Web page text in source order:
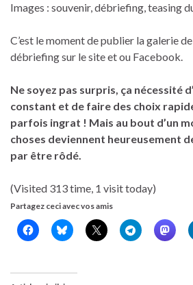
Images : souvenir, débriefing, teasing
C’est le moment de publier la galerie
débriefing sur le site et ou Facebook.
Ne soyez pas surpris, ça nécessité
constant et de faire des choix
parfois ingrat ! Mais au bout d’un
choses deviennent heureusement
par être rôdé.
(Visited 313 time, 1 visit today)
Partagez ceci avec vos amis